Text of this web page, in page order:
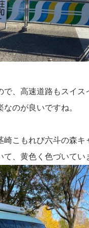
、高速道路もスイス
のが良いですね。
こもれび六斗の森キ
、黄色く色づいてい